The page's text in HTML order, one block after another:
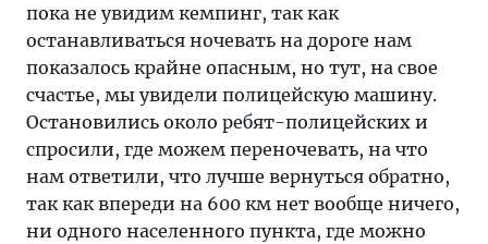
пока не увидим кемпинг, так как
останавливаться ночевать на дороге нам
показалось крайне опасным, но тут, на свое
счастье, мы увидели полицейскую машину.
Остановились около ребят-полицейских и
спросили, где можем переночевать, на что
нам ответили, что лучше вернуться обратно,
так как впереди на 600 км нет вообще ничего,
ни одного населенного пункта, где можно